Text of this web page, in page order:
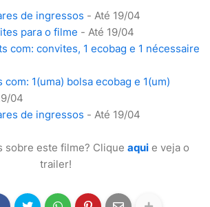
de ingressos - Até 19/04
para o filme - Até 19/04
com: convites, 1 ecobag e 1 nécessaire
com: 1(uma) bolsa ecobag e 1(um)
04
de ingressos - Até 19/04
sobre este filme? Clique aquie veja o
trailer!